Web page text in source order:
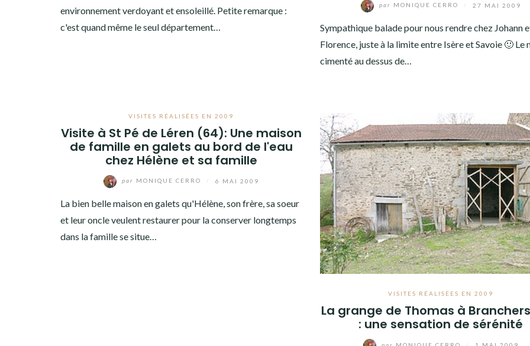
environnement verdoyant et ensoleillé. Petite remarque :
c'est quand même le seul département…
par MONIQUE CERRO 27 MAI 2009
Sympathique balade pour nous rendre chez Johann
Florence, juste à la limite entre Isère et Savoie 🙂 Le
cimenté au dessus de…
VISITES RÉALISÉES EN 2009
Visite à St Pé de Léren (64): Une maison
de famille en galets au bord de l'eau
chez Hélène et sa famille
par MONIQUE CERRO 6 MAI 2009
La bien belle maison en galets qu'Hélène, son frère, sa soeur
et leur oncle veulent restaurer pour la conserver longtemps
dans la famille se situe…
VISITES RÉALISÉES EN 2009
La grange de Thomas à
: une sensation de sérénité